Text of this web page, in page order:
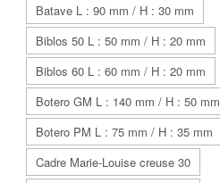
Batave L : 90 mm / H : 30 mm
Biblos 50 L : 50 mm / H : 20 mm
Biblos 60 L : 60 mm / H : 20 mm
Botero GM L : 140 mm / H : 50 mm
Botero PM L : 75 mm / H : 35 mm
Cadre Marie-Louise creuse 30